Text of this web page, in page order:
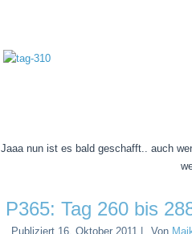
Jaaa nun ist es bald geschafft.. auch
P365: Tag 260 bis
Publiziert 16. Oktober 2011 Von